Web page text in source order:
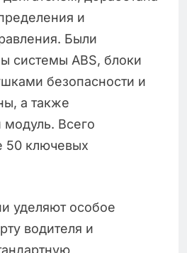
и
Были
системы ABS, блоки
безопасности и
а также
модуль. Всего
50 ключевых
уделяют особое
водителя и